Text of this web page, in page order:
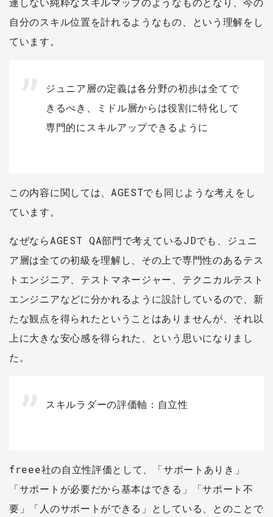
自分のスキル位置を計れるようなもの、という理解をし
ています。
ジュニア層の定義は各分野の初歩は全てで
きるべき、ミドル層からは役割に特化して
専門的にスキルアップできるように
この内容に関しては、AGESTでも同じような考えをし
ています。
なぜならAGEST QA部門で考えているJDでも、ジュニ
ア層は全ての初級を理解し、その上で専門性のあるテス
トエンジニア、テストマネージャー、テクニカルテスト
エンジニアなどに分かれるように設計しているので、新
たな観点を得られたということはありませんが、それ以
上に大きな安心感を得られた、という思いになりまし
た。
スキルラダーの評価軸：自立性
freee社の自立性評価として、「サポートありき」
「サポートが必要だから基本はできる」「サポート不
要」「人のサポートができる」としている、とのことで